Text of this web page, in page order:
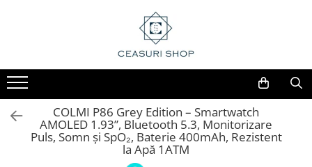
COLMI P86 Grey Edition – Smartwatch
AMOLED 1.93”, Bluetooth 5.3, Monitorizare
Puls, Somn și SpO₂, Baterie 400mAh, Rezistent
la Apă 1ATM